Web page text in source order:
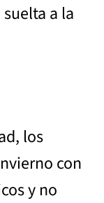
a la
los
con
y no